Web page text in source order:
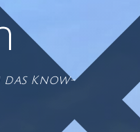
Standardplanen
das Know-